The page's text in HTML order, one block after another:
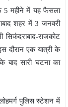
5 महीने में यह फैसला
शहर में 3 जनवरी
सिकंदराबाद-राजकोट
दौरान एक यात्री के
सारी घटना का
पुलिस स्टेशन में